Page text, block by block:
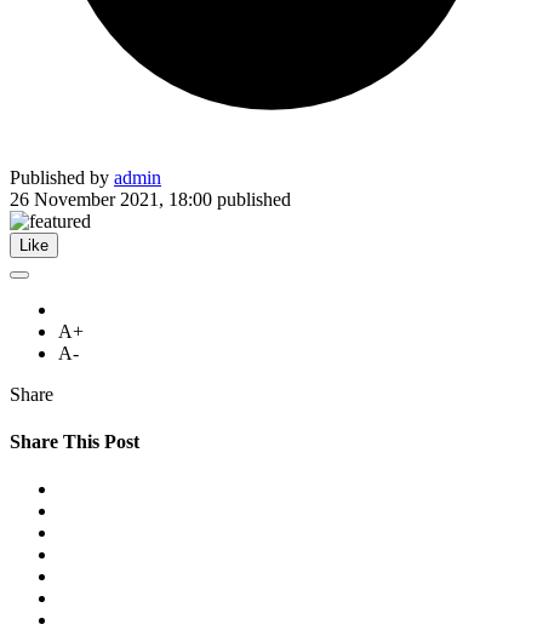
Published by admin
26 November 2021, 18:00 published
Like
A+
A-
Share
Share This Post